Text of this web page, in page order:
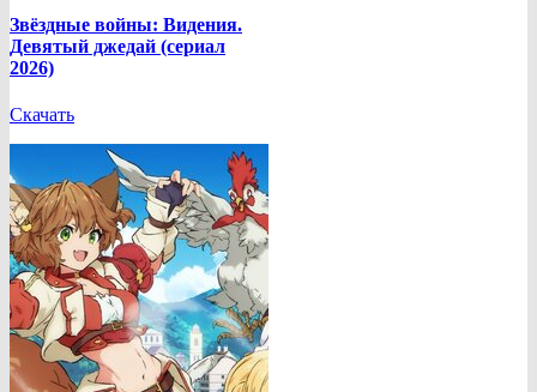
Звёздные войны: Видения.
Девятый джедай (сериал
2026)
Скачать